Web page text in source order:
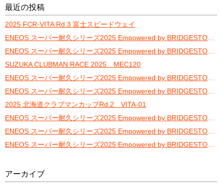
最近の投稿
2025 FCR-VITA Rd.3 富士スピードウェイ
ENEOS スーパー耐久シリーズ2025 Empowered by BRIDGESTONE Rd.5 オートポリス-予選・決勝-
ENEOS スーパー耐久シリーズ2025 Empowered by BRIDGESTONE Rd.5 オートポリス-練習走行-
SUZUKA CLUBMAN RACE 2025 MEC120
ENEOS スーパー耐久シリーズ2025 Empowered by BRIDGESTONE Rd.4 スポーツランドSUGO-予選・決勝-
ENEOS スーパー耐久シリーズ2025 Empowered by BRIDGESTONE Rd.4 スポーツランドSUGO-練習走行-
2025 北海道クラブマンカップRd.2 VITA-01
ENEOS スーパー耐久シリーズ2025 Empowered by BRIDGESTONE Rd.3富士24時間-決勝②-
ENEOS スーパー耐久シリーズ2025 Empowered by BRIDGESTONE Rd.3富士24時間-決勝①-
ENEOS スーパー耐久シリーズ2025 Empowered by BRIDGESTONE Rd.3富士24時間-予選-
アーカイブ